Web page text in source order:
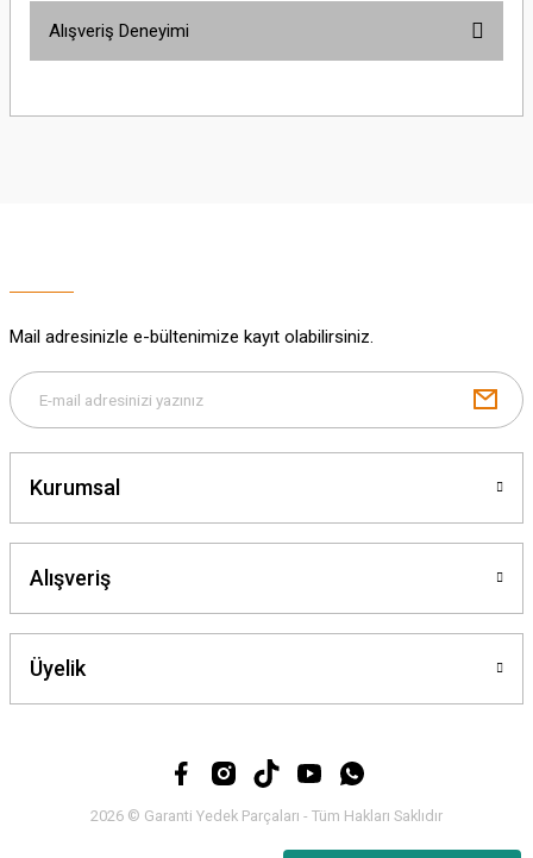
yetersiz gördüğünüz noktaları öneri formunu kullanarak tarafımıza
Gönder
Alışveriş Deneyimi
Mail adresinizle e-bültenimize kayıt olabilirsiniz.
Kurumsal
Alışveriş
Üyelik
2026 © Garanti Yedek Parçaları - Tüm Hakları Saklıdır